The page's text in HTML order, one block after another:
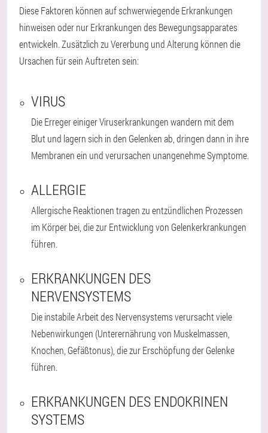
Diese Faktoren können auf schwerwiegende Erkrankungen
hinweisen oder nur Erkrankungen des Bewegungsapparates
entwickeln. Zusätzlich zu Vererbung und Alterung können die
Ursachen für sein Auftreten sein:
VIRUS
Die Erreger einiger Viruserkrankungen wandern mit dem
Blut und lagern sich in den Gelenken ab, dringen dann in ihre
Membranen ein und verursachen unangenehme Symptome.
ALLERGIE
Allergische Reaktionen tragen zu entzündlichen Prozessen
im Körper bei, die zur Entwicklung von Gelenkerkrankungen
führen.
ERKRANKUNGEN DES
NERVENSYSTEMS
Die instabile Arbeit des Nervensystems verursacht viele
Nebenwirkungen (Unterernährung von Muskelmassen,
Knochen, Gefäßtonus), die zur Erschöpfung der Gelenke
führen.
ERKRANKUNGEN DES ENDOKRINEN
SYSTEMS